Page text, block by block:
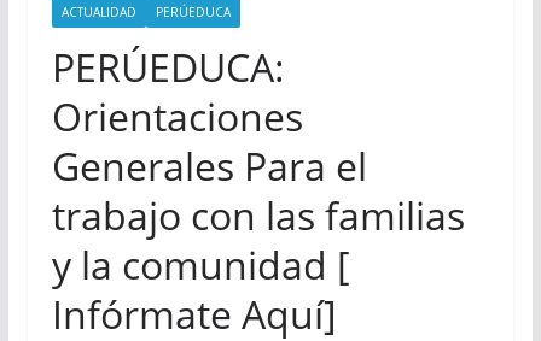
ACTUALIDAD PERÚEDUCA
PERÚEDUCA:
Orientaciones
Generales Para el
trabajo con las familias
y la comunidad [
Infórmate Aquí]